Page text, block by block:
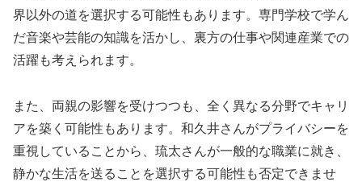
界以外の道を選択する可能性もあります。専門学校で学ん
だ音楽や芸能の知識を活かし、裏方の仕事や関連産業での
活躍も考えられます。
また、両親の影響を受けつつも、全く異なる分野でキャリ
アを築く可能性もあります。和久井さんがプライバシーを
重視していることから、琉太さんが一般的な職業に就き、
静かな生活を送ることを選択する可能性も否定できませ